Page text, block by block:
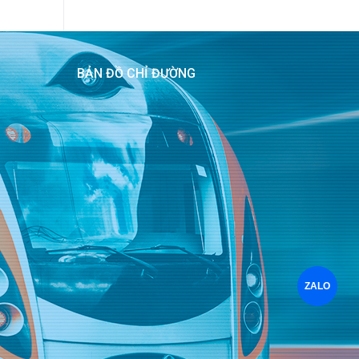
BẢN ĐỒ CHỈ ĐƯỜNG
ZALO